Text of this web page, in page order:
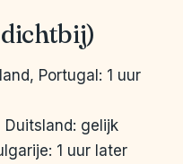
Portugal: 1 uur
Duitsland: gelijk
1 uur later